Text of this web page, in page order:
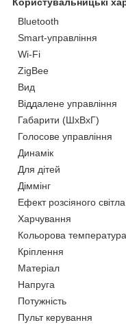
Bluetooth
Smart-управління
Wi-Fi
ZigBee
Вид
Віддалене управління
Габарити (ШхВхГ)
Голосове управління
Динамік
Для дітей
Діммінг
Ефект розсіяного світла
Харчування
Кольорова температура
Кріплення
Матеріал
Напруга
Потужність
Пульт керування